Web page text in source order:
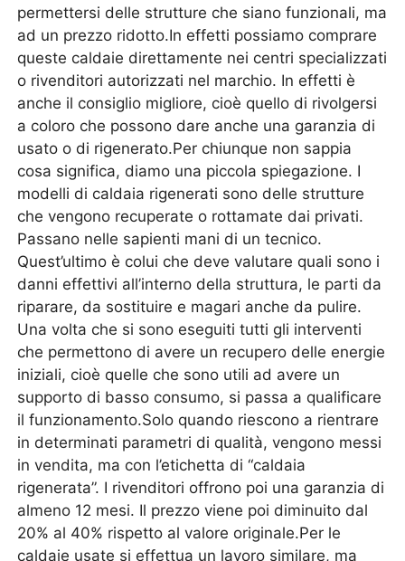
permettersi delle strutture che siano funzionali, ma
ad un prezzo ridotto.In effetti possiamo comprare
queste caldaie direttamente nei centri specializzati
o rivenditori autorizzati nel marchio. In effetti è
anche il consiglio migliore, cioè quello di rivolgersi
a coloro che possono dare anche una garanzia di
usato o di rigenerato.Per chiunque non sappia
cosa significa, diamo una piccola spiegazione. I
modelli di caldaia rigenerati sono delle strutture
che vengono recuperate o rottamate dai privati.
Passano nelle sapienti mani di un tecnico.
Quest’ultimo è colui che deve valutare quali sono i
danni effettivi all’interno della struttura, le parti da
riparare, da sostituire e magari anche da pulire.
Una volta che si sono eseguiti tutti gli interventi
che permettono di avere un recupero delle energie
iniziali, cioè quelle che sono utili ad avere un
supporto di basso consumo, si passa a qualificare
il funzionamento.Solo quando riescono a rientrare
in determinati parametri di qualità, vengono messi
in vendita, ma con l’etichetta di “caldaia
rigenerata”. I rivenditori offrono poi una garanzia di
almeno 12 mesi. Il prezzo viene poi diminuito dal
20% al 40% rispetto al valore originale.Per le
caldaie usate si effettua un lavoro similare, ma